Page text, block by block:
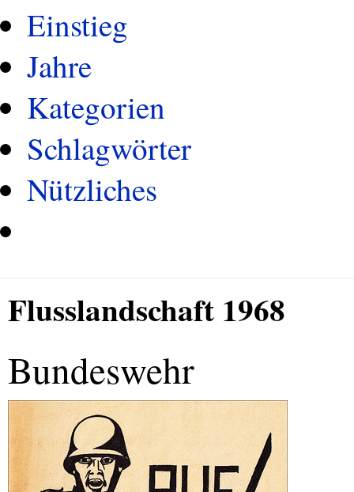
Einstieg
Jahre
Kategorien
Schlagwörter
Nützliches
Flusslandschaft 1968
Bundeswehr